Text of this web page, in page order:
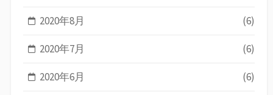
2020年8月 (6)
2020年7月 (6)
2020年6月 (6)